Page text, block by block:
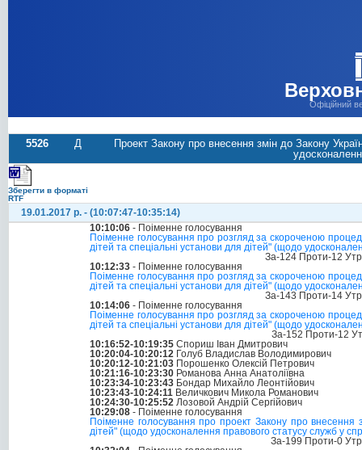
Офіційний
5526 Д
Проект Закону про внесення змін до Закону
Зберегти в форматі
RTF
19.01.2017 р. - (10:07:47-10:35:14)
10:10:06 - Поіменне голосування
Поіменне голосування про розгляд за скороченою
дітей та спеціальні установи для дітей" (щодо
За-124 Проти-12
10:12:33 - Поіменне голосування
Поіменне голосування про розгляд за скороченою
дітей та спеціальні установи для дітей" (щодо
За-143 Проти-14
10:14:06 - Поіменне голосування
Поіменне голосування про розгляд за скороченою
дітей та спеціальні установи для дітей" (щодо
За-152 Проти-12
10:16:52-10:19:35 Спориш Іван Дмитрович
10:20:04-10:20:12 Голуб Владислав Володимирович
10:20:12-10:21:03 Порошенко Олексій Петрович
10:21:16-10:23:30 Романова Анна Анатоліївна
10:23:34-10:23:43 Бондар Михайло Леонтійович
10:23:43-10:24:11 Величкович Микола Романович
10:24:30-10:25:52 Лозовой Андрій Сергійович
10:29:08 - Поіменне голосування
Поіменне голосування про проект Закону про внесення
дітей" (щодо удосконалення правового статусу служб у
За-199 Проти-0